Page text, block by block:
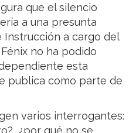
que el silencio
a una presunta
Instrucción a cargo del
no ha podido
esta
publica como parte de
varios interrogantes:
¿por qué no se